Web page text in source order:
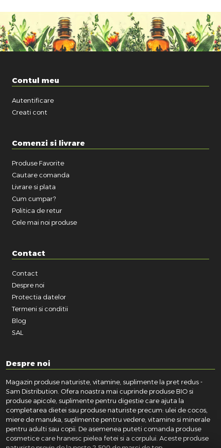
Contul meu
Autentificare
Creati cont
Comenzi si livrare
Produse Favorite
Cautare comanda
Livrare si plata
Cum cumpar?
Politica de retur
Cele mai noi produse
Contact
Contact
Despre noi
Protectia datelor
Termeni si conditii
Blog
SAL
Despre noi
Magazin produse naturiste, vitamine, suplimente la pret redus -
Sam Distribution. Ofera noastra mai cuprinde produse BIO si
produse apicole, suplimente pentru digestie care ajuta la
completarea dietei sau produse naturiste precum: ulei de cocos,
miere de manuka, suplimente pentru vedere, vitamine si minerale
pentru adulti sau copii. De asemenea puteti comanda produse
cosmetice care hranesc pielea fetei si a corpului. Aceste produse